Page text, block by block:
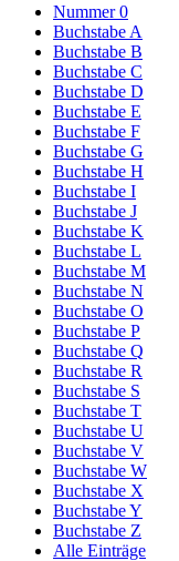
Nummer 0
Buchstabe A
Buchstabe B
Buchstabe C
Buchstabe D
Buchstabe E
Buchstabe F
Buchstabe G
Buchstabe H
Buchstabe I
Buchstabe J
Buchstabe K
Buchstabe L
Buchstabe M
Buchstabe N
Buchstabe O
Buchstabe P
Buchstabe Q
Buchstabe R
Buchstabe S
Buchstabe T
Buchstabe U
Buchstabe V
Buchstabe W
Buchstabe X
Buchstabe Y
Buchstabe Z
Alle Einträge